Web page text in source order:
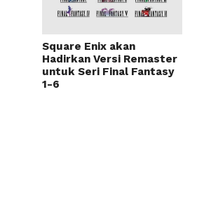
Square Enix akan
Hadirkan Versi Remaster
untuk Seri Final Fantasy
1-6